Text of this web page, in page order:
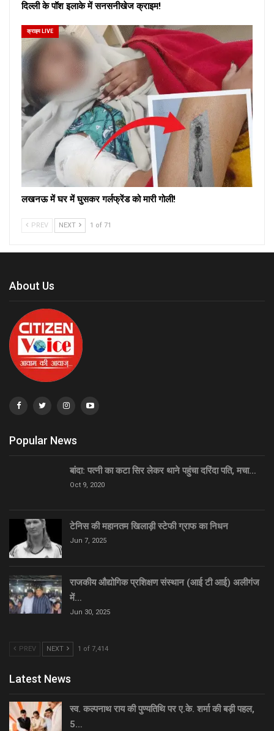
दिल्ली के पॉश इलाके में सनसनीखेज क्राइम!
क्राइम LIVE
लखनऊ में घर में घुसकर गर्लफ्रेंड को मारी गोली!
PREV NEXT 1 of 71
About Us
Popular News
बांदा: पत्नी का कटा सिर लेकर थाने पहुंचा दरिंदा पति, मचा…
Oct 9, 2020
टेनिस की महानतम खिलाड़ी स्टेफी ग्राफ का निधन
Jun 7, 2025
राजकीय औद्योगिक प्रशिक्षण संस्थान (आई टी आई) अलीगंज
में…
Jun 30, 2025
PREV NEXT 1 of 7,414
Latest News
स्व. कल्पनाथ राय की पुण्यतिथि पर ए.के. शर्मा की बड़ी पहल,
5…